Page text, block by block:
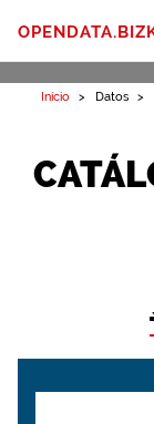
Inicio Datos